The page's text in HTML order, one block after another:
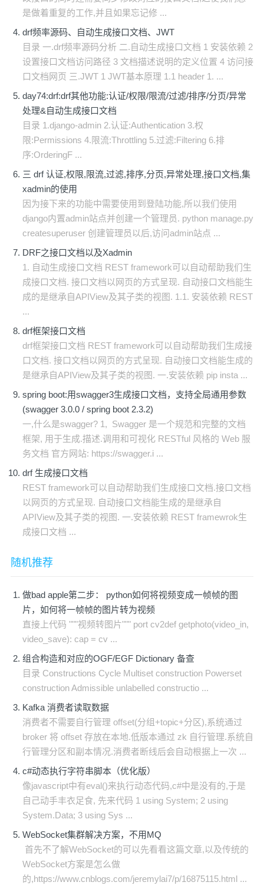
是做着重复的工作,并且如果忘记修 ...
drf频率源码、自动生成接口文档、JWT
目录 一.drf频率源码分析 二.自动生成接口文档 1 安装依赖 2
设置接口文档访问路径 3 文档描述说明的定义位置 4 访问接
口文档网页 三.JWT 1 JWT基本原理 1.1 header 1. ...
day74:drf:drf其他功能:认证/权限/限流/过滤/排序/分页/异常
处理&自动生成接口文档
目录 1.django-admin 2.认证:Authentication 3.权
限:Permissions 4.限流:Throttling 5.过滤:Filtering 6.排
序:OrderingF ...
三 drf 认证,权限,限流,过滤,排序,分页,异常处理,接口文档,集
xadmin的使用
因为接下来的功能中需要使用到登陆功能,所以我们使用
django内置admin站点并创建一个管理员. python manage.py
createsuperuser 创建管理员以后,访问admin站点 ...
DRF之接口文档以及Xadmin
1. 自动生成接口文档 REST framework可以自动帮助我们生
成接口文档. 接口文档以网页的方式呈现. 自动接口文档能生
成的是继承自APIView及其子类的视图. 1.1. 安装依赖 REST
...
drf框架接口文档
drf框架接口文档 REST framework可以自动帮助我们生成接
口文档. 接口文档以网页的方式呈现. 自动接口文档能生成的
是继承自APIView及其子类的视图. 一.安装依赖 pip insta ...
spring boot:用swagger3生成接口文档，支持全局通用参数
(swagger 3.0.0 / spring boot 2.3.2)
一,什么是swagger? 1, Swagger 是一个规范和完整的文档
框架, 用于生成.描述.调用和可视化 RESTful 风格的 Web 服
务文档 官方网站: https://swagger.i ...
drf 生成接口文档
REST framework可以自动帮助我们生成接口文档.接口文档
以网页的方式呈现. 自动接口文档能生成的是继承自
APIView及其子类的视图. 一.安装依赖 REST framewrok生
成接口文档 ...
随机推荐
做bad apple第二步： python如何将视频变成一帧帧的图
片，如何将一帧帧的图片转为视频
直接上代码 """视频转图片""" port cv2def getphoto(video_in,
video_save): cap = cv ...
组合构造和对应的OGF/EGF Dictionary 备查
目录 Constructions Cycle Multiset construction Powerset
construction Admissible unlabelled constructio ...
Kafka 消费者读取数据
消费者不需要自行管理 offset(分组+topic+分区),系统通过
broker 将 offset 存放在本地.低版本通过 zk 自行管理.系统自
行管理分区和副本情况.消费者断线后会自动根据上一次 ...
c#动态执行字符串脚本（优化版）
像javascript中有eval()来执行动态代码,c#中是没有的,于是
自己动手丰衣足食, 先来代码 1 using System; 2 using
System.Data; 3 using Sys ...
WebSocket集群解决方案，不用MQ
​ 首先不了解WebSocket的可以先看看这篇文章,以及传统的
WebSocket方案是怎么做
的,https://www.cnblogs.com/jeremylai7/p/16875115.html ...